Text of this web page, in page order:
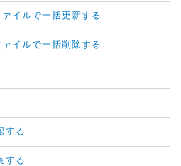
イルで一括更新する
イルで一括削除する
する
する